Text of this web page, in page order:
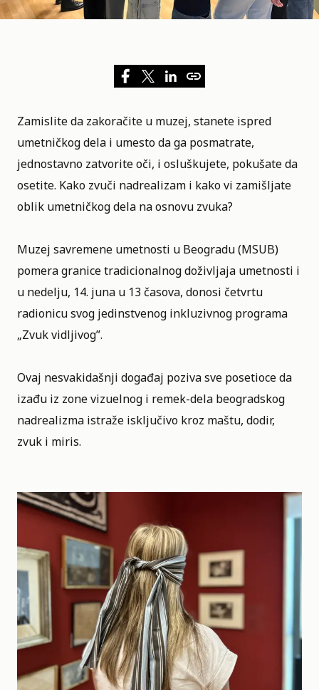
Zamislite da zakoračite u muzej, stanete ispred
umetničkog dela i umesto da ga posmatrate,
jednostavno zatvorite oči, i osluškujete, pokušate da
osetite. Kako zvuči nadrealizam i kako vi zamišljate
oblik umetničkog dela na osnovu zvuka?
Muzej savremene umetnosti u Beogradu (MSUB)
pomera granice tradicionalnog doživljaja umetnosti i
u nedelju, 14. juna u 13 časova, donosi četvrtu
radionicu svog jedinstvenog inkluzivnog programa
„Zvuk vidljivog”.
Ovaj nesvakidašnji događaj poziva sve posetioce da
izađu iz zone vizuelnog i remek-dela beogradskog
nadrealizma istraže isključivo kroz maštu, dodir,
zvuk i miris.